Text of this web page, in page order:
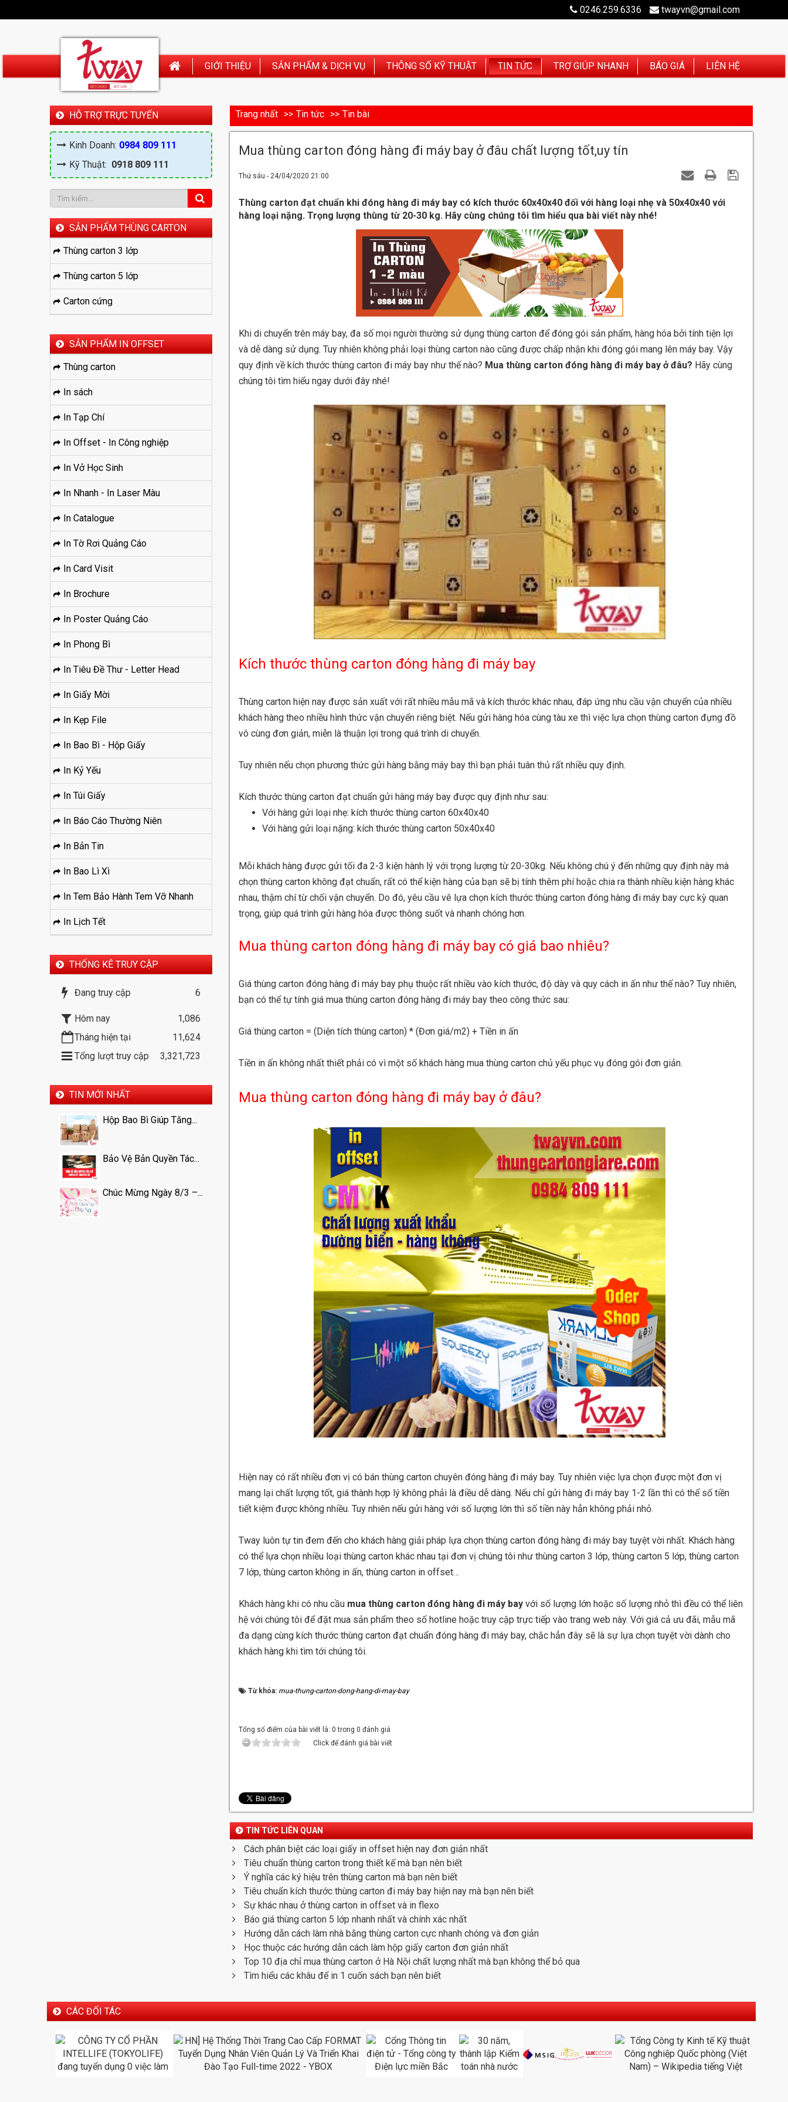
0246.259.6336 twayvn@gmail.com
GIỚI THIỆU SẢN PHẨM & DỊCH VỤ THÔNG SỐ KỸ THUẬT TIN TỨC TRỢ GIÚP NHANH BÁO GIÁ LIÊN HỆ
Trang nhất Tin tức Tin bài
Mua thùng carton đóng hàng đi máy bay ở đâu chất lượng tốt,uy tín
Thứ sáu - 24/04/2020 21:00
Thùng carton đạt chuẩn khi đóng hàng đi máy bay có kích thước 60x40x40 đối với hàng loại nhẹ và 50x40x40 với
hàng loại nặng. Trọng lượng thùng từ 20-30 kg. Hãy cùng chúng tôi tìm hiểu qua bài viết này nhé!
Khi di chuyển trên máy bay, đa số mọi người thường sử dụng thùng carton để đóng gói sản phẩm, hàng hóa bởi tính tiện lợi
và dễ dàng sử dụng. Tuy nhiên không phải loại thùng carton nào cũng được chấp nhận khi đóng gói mang lên máy bay. Vậy
quy định về kích thước thùng carton đi máy bay như thế nào? Mua thùng carton đóng hàng đi máy bay ở đâu? Hãy cùng
chúng tôi tìm hiểu ngay dưới đây nhé!
Kích thước thùng carton đóng hàng đi máy bay
Thùng carton hiện nay được sản xuất với rất nhiều mẫu mã và kích thước khác nhau, đáp ứng nhu cầu vận chuyển của nhiều
khách hàng theo nhiều hình thức vận chuyển riêng biệt. Nếu gửi hàng hóa cùng tàu xe thì việc lựa chọn thùng carton đựng đồ
vô cùng đơn giản, miễn là thuận lợi trong quá trình di chuyển.
Tuy nhiên nếu chọn phương thức gửi hàng bằng máy bay thì bạn phải tuân thủ rất nhiều quy định.
Kích thước thùng carton đạt chuẩn gửi hàng máy bay được quy định như sau:
Với hàng gửi loại nhẹ: kích thước thùng carton 60x40x40
Với hàng gửi loại nặng: kích thước thùng carton 50x40x40
Mỗi khách hàng được gửi tối đa 2-3 kiện hành lý với trọng lượng từ 20-30kg. Nếu không chú ý đến những quy định này mà
chọn thùng carton không đạt chuẩn, rất có thể kiện hàng của bạn sẽ bị tính thêm phí hoặc chia ra thành nhiều kiện hàng khác
nhau, thậm chí từ chối vận chuyển. Do đó, yêu cầu vê lựa chọn kích thước thùng carton đóng hàng đi máy bay cực kỳ quan
trọng, giúp quá trình gửi hàng hóa được thông suốt và nhanh chóng hơn.
Mua thùng carton đóng hàng đi máy bay có giá bao nhiêu?
Giá thùng carton đóng hàng đi máy bay phụ thuộc rất nhiều vào kích thước, độ dày và quy cách in ấn như thế nào? Tuy nhiên,
bạn có thể tự tính giá mua thùng carton đóng hàng đi máy bay theo công thức sau:
Giá thùng carton = (Diện tích thùng carton) * (Đơn giá/m2) + Tiền in ấn
Tiền in ấn không nhất thiết phải có vì một số khách hàng mua thùng carton chủ yếu phục vụ đóng gói đơn giản.
Mua thùng carton đóng hàng đi máy bay ở đâu?
Hiện nay có rất nhiều đơn vị có bán thùng carton chuyên đóng hàng đi máy bay. Tuy nhiên việc lựa chọn được một đơn vị
mang lại chất lượng tốt, giá thành hợp lý không phải là điều dễ dàng. Nếu chỉ gửi hàng đi máy bay 1-2 lần thì có thể số tiền
tiết kiệm được không nhiều. Tuy nhiên nếu gửi hàng với số lượng lớn thì số tiền này hẳn không phải nhỏ.
Tway luôn tự tin đem đến cho khách hàng giải pháp lựa chọn thùng carton đóng hàng đi máy bay tuyệt vời nhất. Khách hàng
có thể lựa chọn nhiều loại thùng carton khác nhau tại đơn vị chúng tôi như thùng carton 3 lớp, thùng carton 5 lớp, thùng carton
7 lớp, thùng carton không in ấn, thùng carton in offset…
Khách hàng khi có nhu cầu mua thùng carton đóng hàng đi máy bayvới số lượng lớn hoặc số lượng nhỏ thì đều có thể liên
hệ với chúng tôi để đặt mua sản phẩm theo số hotline hoặc truy cập trực tiếp vào trang web này. Với giá cả ưu đãi, mẫu mã
đa dạng cùng kích thước thùng carton đạt chuẩn đóng hàng đi máy bay, chắc hẳn đây sẽ là sự lựa chọn tuyệt vời dành cho
khách hàng khi tìm tới chúng tôi.
Từ khóa: mua-thung-carton-dong-hang-di-may-bay
Tổng số điểm của bài viết là: 0 trong 0 đánh giá
Click để đánh giá bài viết
TIN TỨC LIÊN QUAN
Cách phân biệt các loại giấy in offset hiện nay đơn giản nhất
Tiêu chuẩn thùng carton trong thiết kế mà bạn nên biết
Ý nghĩa các ký hiệu trên thùng carton mà bạn nên biết
Tiêu chuẩn kích thước thùng carton đi máy bay hiện nay mà bạn nên biết
Sự khác nhau ở thùng carton in offset và in flexo
Báo giá thùng carton 5 lớp nhanh nhất và chính xác nhất
Hướng dẫn cách làm nhà bằng thùng carton cực nhanh chóng và đơn giản
Học thuộc các hướng dẫn cách làm hộp giấy carton đơn giản nhất
Top 10 địa chỉ mua thùng carton ở Hà Nội chất lượng nhất mà bạn không thể bỏ qua
Tìm hiểu các khâu để in 1 cuốn sách bạn nên biết
HỖ TRỢ TRỰC TUYẾN
Kinh Doanh: 0984 809 111
Kỹ Thuật: 0918 809 111
SẢN PHẨM THÙNG CARTON
Thùng carton 3 lớp
Thùng carton 5 lớp
Carton cứng
SẢN PHẨM IN OFFSET
Thùng carton
In sách
In Tạp Chí
In Offset - In Công nghiệp
In Vở Học Sinh
In Nhanh - In Laser Màu
In Catalogue
In Tờ Rơi Quảng Cáo
In Card Visit
In Brochure
In Poster Quảng Cáo
In Phong Bì
In Tiêu Đề Thư - Letter Head
In Giấy Mời
In Kẹp File
In Bao Bì - Hộp Giấy
In Kỷ Yếu
In Túi Giấy
In Báo Cáo Thường Niên
In Bản Tin
In Bao Lì Xì
In Tem Bảo Hành Tem Vỡ Nhanh
In Lịch Tết
THỐNG KÊ TRUY CẬP
Đang truy cập 6
Hôm nay
1,086
Tháng hiện tại
11,624
Tổng lượt truy cập
3,321,723
TIN MỚI NHẤT
Hộp Bao Bì Giúp Tăng...
Bảo Vệ Bản Quyền Tác...
Chúc Mừng Ngày 8/3 –...
CÁC ĐỐI TÁC